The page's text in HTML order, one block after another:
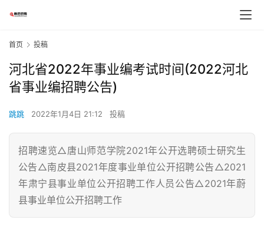
首页 投稿
河北省2022年事业编考试时间(2022河北
省事业编招聘公告)
跳跳 2022年1月4日 21:12 投稿
招聘速览△唐山师范学院2021年公开选聘硕士研究生
公告△南皮县2021年度事业单位公开招聘公告△2021
年肃宁县事业单位公开招聘工作人员公告△2021年蔚
县事业单位公开招聘工作